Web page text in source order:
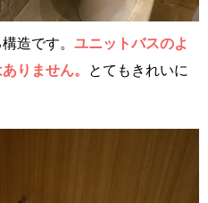
造です。 ユニットバスのよ
りません。
とてもきれいに